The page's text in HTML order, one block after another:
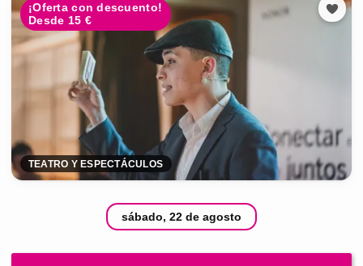
¡Oferta con descuento!
Desde 15 €
TEATRO Y ESPECTÁCULOS
sábado, 22 de agosto